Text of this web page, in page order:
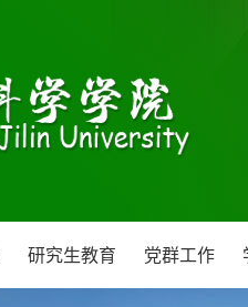
研究生教育 党群工作